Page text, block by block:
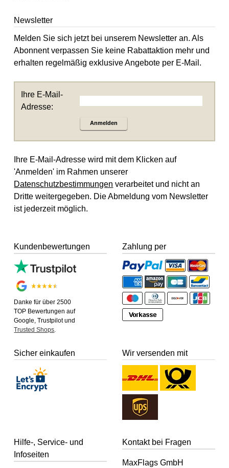
Newsletter
Melden Sie sich jetzt bei unserem Newsletter an. Als
Abonnent verpassen Sie keine Rabattaktion mehr und
erhalten regelmäßig exklusive Angebote per E-Mail.
Ihre E-Mail-
Adresse:
Anmelden
Ihre E-Mail-Adresse wird mit dem Klicken auf
'Anmelden' im Rahmen unserer
Datenschutzbestimmungen verarbeitet und nicht an
Dritte weitergegeben. Die Abmeldung vom Newsletter
ist jederzeit möglich.
Kundenbewertungen
Danke für über 2500
TOP Bewertungen auf
Google, Trustpilot und
Trusted Shops
Zahlung per
Sicher einkaufen Wir versenden mit
Hilfe-, Service- und
Infoseiten
Kontakt bei Fragen
MaxFlags GmbH